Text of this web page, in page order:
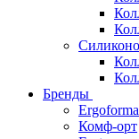
Бренды
Ergoforma
Комф-орт